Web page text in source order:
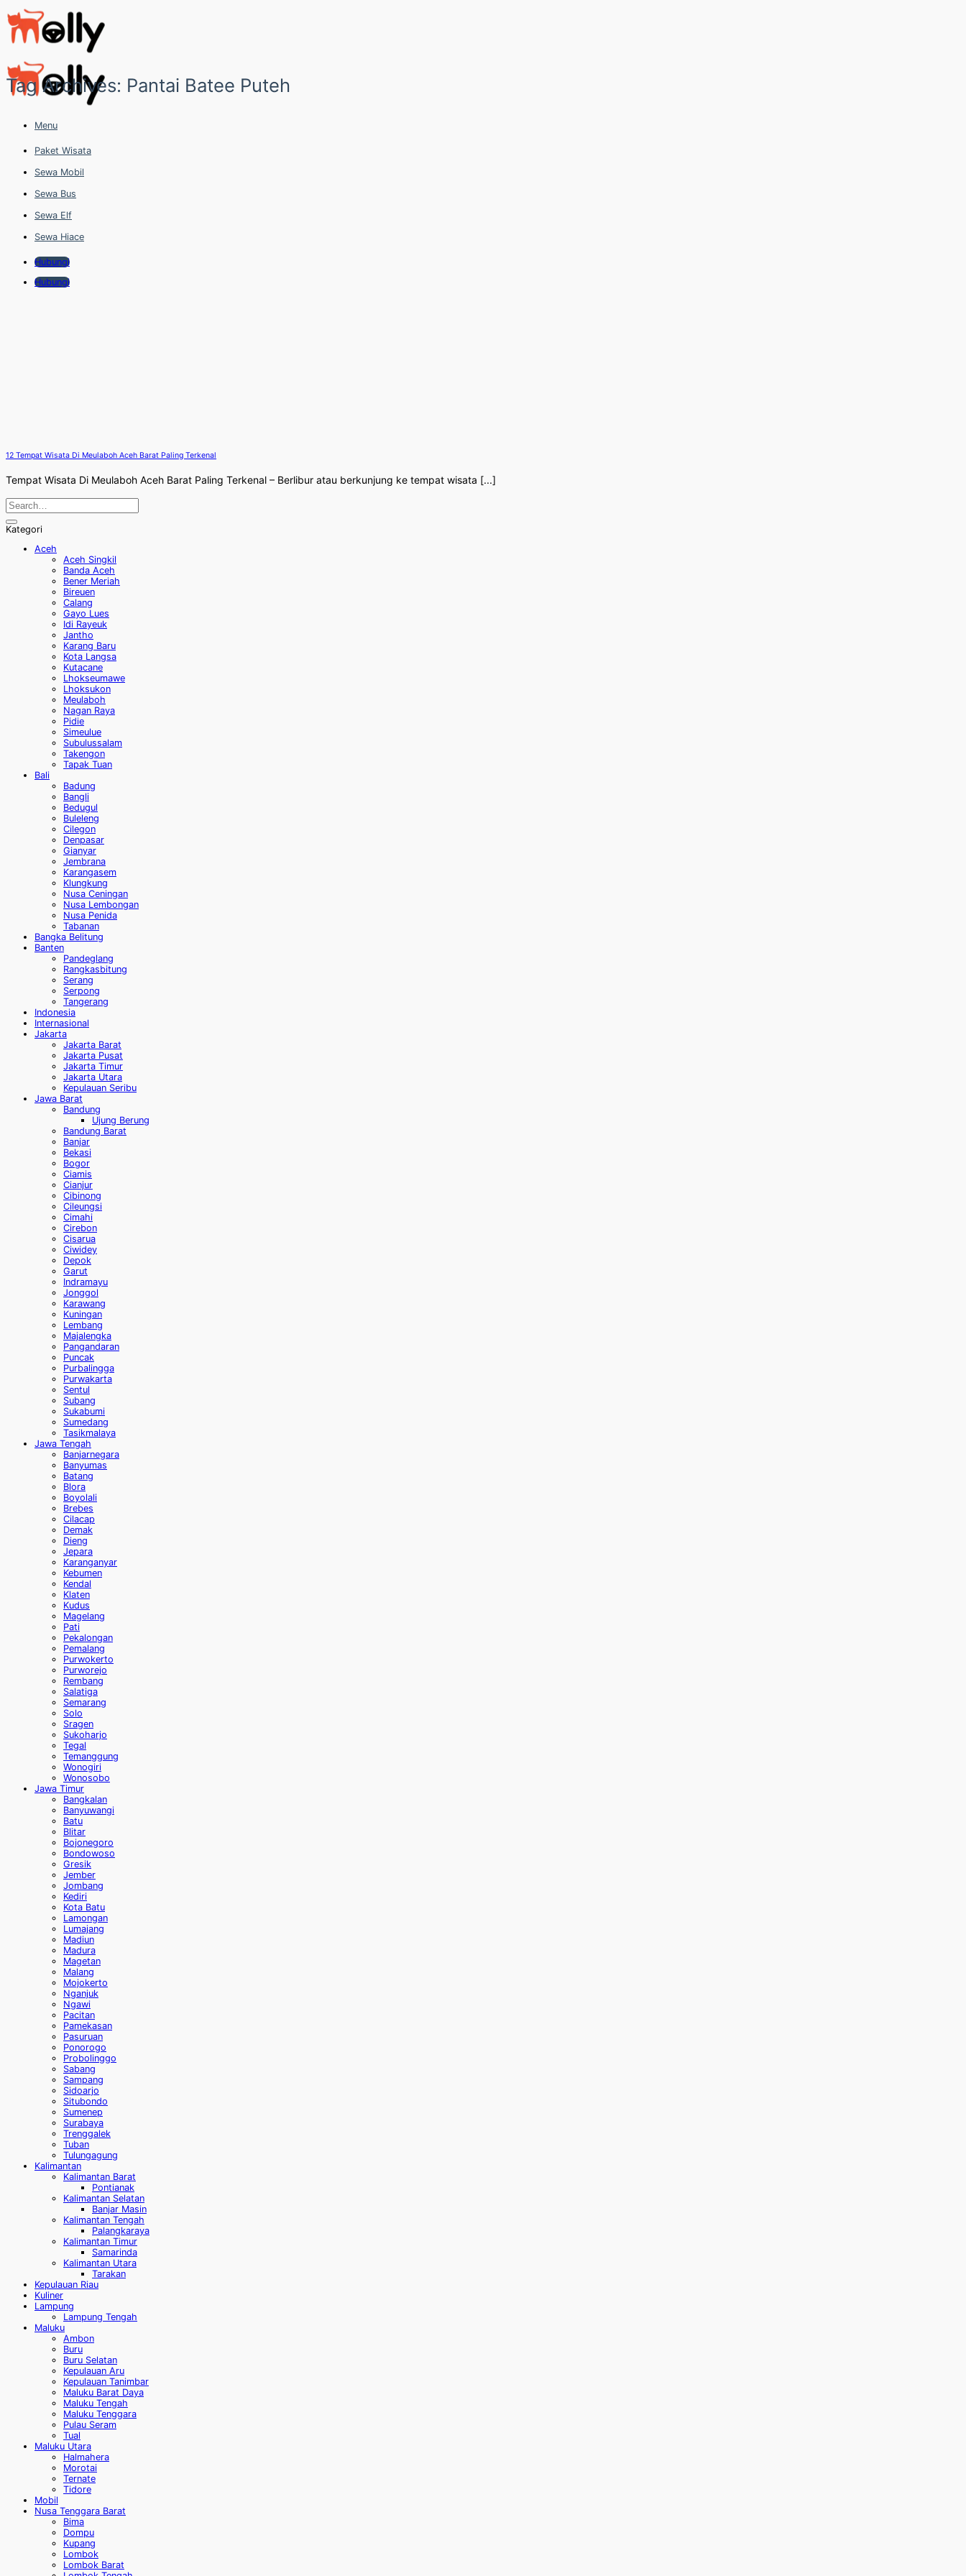
Skip
to
content
Menu
Paket Wisata
Sewa Mobil
Sewa Bus
Sewa Elf
Sewa Hiace
Hubungi
Hubungi
Tag Archives: Pantai Batee Puteh
12 Tempat Wisata Di Meulaboh Aceh Barat Paling Terkenal
Tempat Wisata Di Meulaboh Aceh Barat Paling Terkenal – Berlibur atau berkunjung ke tempat wisata [...]
Kategori
Aceh
Aceh Singkil
Banda Aceh
Bener Meriah
Bireuen
Calang
Gayo Lues
Idi Rayeuk
Jantho
Karang Baru
Kota Langsa
Kutacane
Lhokseumawe
Lhoksukon
Meulaboh
Nagan Raya
Pidie
Simeulue
Subulussalam
Takengon
Tapak Tuan
Bali
Badung
Bangli
Bedugul
Buleleng
Cilegon
Denpasar
Gianyar
Jembrana
Karangasem
Klungkung
Nusa Ceningan
Nusa Lembongan
Nusa Penida
Tabanan
Bangka Belitung
Banten
Pandeglang
Rangkasbitung
Serang
Serpong
Tangerang
Indonesia
Internasional
Jakarta
Jakarta Barat
Jakarta Pusat
Jakarta Timur
Jakarta Utara
Kepulauan Seribu
Jawa Barat
Bandung
Ujung Berung
Bandung Barat
Banjar
Bekasi
Bogor
Ciamis
Cianjur
Cibinong
Cileungsi
Cimahi
Cirebon
Cisarua
Ciwidey
Depok
Garut
Indramayu
Jonggol
Karawang
Kuningan
Lembang
Majalengka
Pangandaran
Puncak
Purbalingga
Purwakarta
Sentul
Subang
Sukabumi
Sumedang
Tasikmalaya
Jawa Tengah
Banjarnegara
Banyumas
Batang
Blora
Boyolali
Brebes
Cilacap
Demak
Dieng
Jepara
Karanganyar
Kebumen
Kendal
Klaten
Kudus
Magelang
Pati
Pekalongan
Pemalang
Purwokerto
Purworejo
Rembang
Salatiga
Semarang
Solo
Sragen
Sukoharjo
Tegal
Temanggung
Wonogiri
Wonosobo
Jawa Timur
Bangkalan
Banyuwangi
Batu
Blitar
Bojonegoro
Bondowoso
Gresik
Jember
Jombang
Kediri
Kota Batu
Lamongan
Lumajang
Madiun
Madura
Magetan
Malang
Mojokerto
Nganjuk
Ngawi
Pacitan
Pamekasan
Pasuruan
Ponorogo
Probolinggo
Sabang
Sampang
Sidoarjo
Situbondo
Sumenep
Surabaya
Trenggalek
Tuban
Tulungagung
Kalimantan
Kalimantan Barat
Pontianak
Kalimantan Selatan
Banjar Masin
Kalimantan Tengah
Palangkaraya
Kalimantan Timur
Samarinda
Kalimantan Utara
Tarakan
Kepulauan Riau
Kuliner
Lampung
Lampung Tengah
Maluku
Ambon
Buru
Buru Selatan
Kepulauan Aru
Kepulauan Tanimbar
Maluku Barat Daya
Maluku Tengah
Maluku Tenggara
Pulau Seram
Tual
Maluku Utara
Halmahera
Morotai
Ternate
Tidore
Mobil
Nusa Tenggara Barat
Bima
Dompu
Kupang
Lombok
Lombok Barat